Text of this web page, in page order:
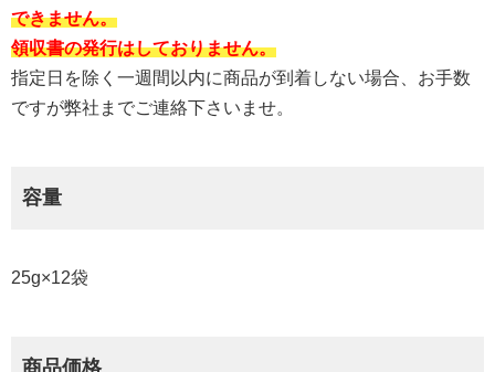
できません。
領収書の発行はしておりません。
指定日を除く一週間以内に商品が到着しない場合、お手数
ですが弊社までご連絡下さいませ。
容量
25g×12袋